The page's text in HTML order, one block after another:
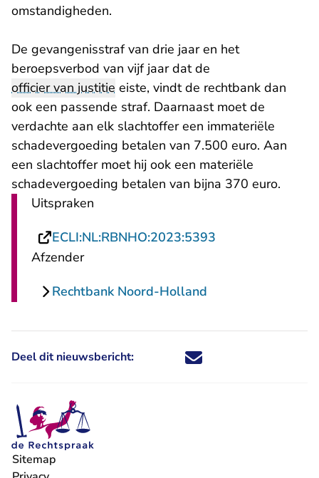
omstandigheden.
De gevangenisstraf van drie jaar en het
beroepsverbod van vijf jaar dat de
officier van justitie eiste, vindt de rechtbank dan
ook een passende straf. Daarnaast moet de
verdachte aan elk slachtoffer een immateriële
schadevergoeding betalen van 7.500 euro. Aan
een slachtoffer moet hij ook een materiële
schadevergoeding betalen van bijna 370 euro.
Uitspraken
ECLI:NL:RBNHO:2023:5393
Afzender
Rechtbank Noord-Holland
Deel dit nieuwsbericht: Deel dit nieuwsbericht via X -
Deel dit nieuwsbericht via
Deel dit nieuwsbericht
Deel dit
Sitemap